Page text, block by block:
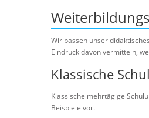
Wir passen unser
Eindruck davon vermitteln,
Klassische
Klassische mehrtägige
Beispiele vor.